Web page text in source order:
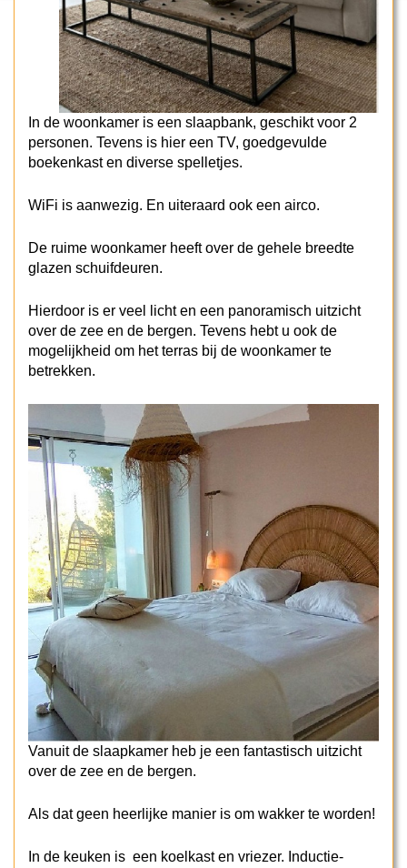
In de woonkamer is een slaapbank, geschikt voor 2
personen. Tevens is hier een TV, goedgevulde
boekenkast en diverse spelletjes.
WiFi is aanwezig. En uiteraard ook een airco.
De ruime woonkamer heeft over de gehele breedte
glazen schuifdeuren.
Hierdoor is er veel licht en een panoramisch uitzicht
over de zee en de bergen. Tevens hebt u ook de
mogelijkheid om het terras bij de woonkamer te
betrekken.
Vanuit de slaapkamer heb je een fantastisch uitzicht
over de zee en de bergen.
Als dat geen heerlijke manier is om wakker te worden!
In de keuken is een koelkast en vriezer. Inductie-